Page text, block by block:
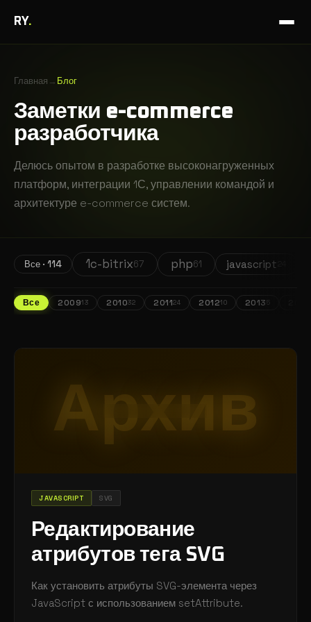
RY.
Главная → Блог
Заметки e-commerce
разработчика
Делюсь опытом в разработке высоконагруженных
платформ, интеграции 1С, управлении командой и
архитектуре e-commerce систем.
Все · 114 1c-bitrix67 php61 javascript
Все 200913 201032 201124 201210 20135
Архив
JAVASCRIPT SVG
Редактирование
атрибутов тега SVG
Как установить атрибуты SVG-элемента через
JavaScript с использованием setAttribute.